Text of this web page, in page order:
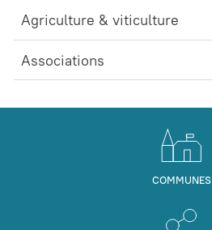
Agriculture & viticulture
Associations
COMMUNES